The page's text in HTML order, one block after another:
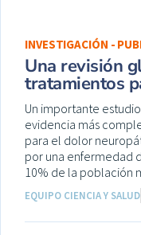
INVESTIGACIÓN -
Una revisión
tratamientos
Un importante
evidencia más
para el dolor
por una enfermedad
10% de la población
EQUIPO CIENCIA Y SALUD